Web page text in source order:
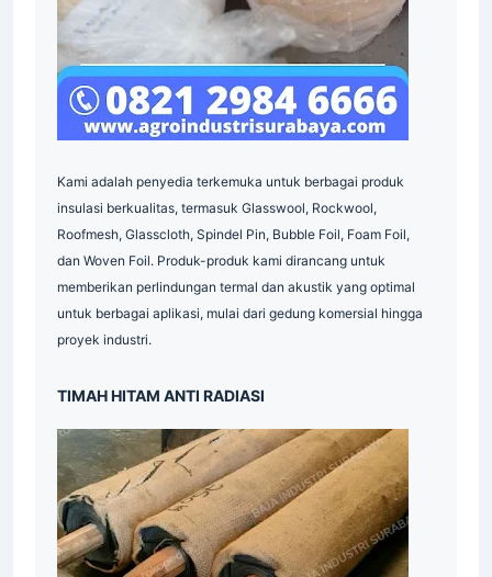
Indonesia
Supplier
Indonesia
Kami adalah penyedia terkemuka untuk berbagai produk
insulasi berkualitas, termasuk Glasswool, Rockwool,
Roofmesh, Glasscloth, Spindel Pin, Bubble Foil, Foam Foil,
dan Woven Foil. Produk-produk kami dirancang untuk
memberikan perlindungan termal dan akustik yang optimal
untuk berbagai aplikasi, mulai dari gedung komersial hingga
proyek industri.
TIMAH HITAM ANTI RADIASI